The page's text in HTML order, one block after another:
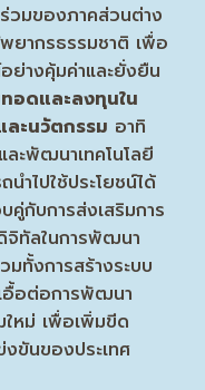
วมของภาคส่วนต่าง
ยากรธรรมชาติ เพื่อ
อย่างคุ้มค่าและยั่งยืน
อดและลงทุนใน
ละนวัตกรรม อาทิ
ะพัฒนาเทคโนโลยี
ำไปใช้ประโยชน์ได้
คู่กับการส่งเสริมการ
จิทัลในการพัฒนา
มทั้งการสร้างระบบ
อื้อต่อการพัฒนา
ใหม่ เพื่อเพิ่มขีด
งขันของประเทศ